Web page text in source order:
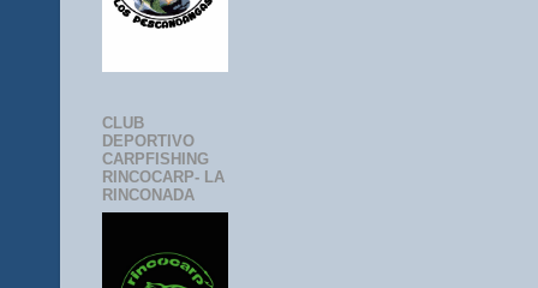
CLUB
DEPORTIVO
CARPFISHING
RINCOCARP- LA
RINCONADA